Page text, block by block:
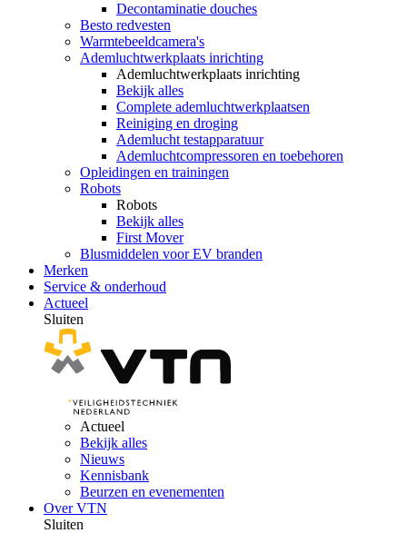
Decontaminatie douches
Besto redvesten
Warmtebeeldcamera's
Ademluchtwerkplaats inrichting
Ademluchtwerkplaats inrichting
Bekijk alles
Complete ademluchtwerkplaatsen
Reiniging en droging
Ademlucht testapparatuur
Ademluchtcompressoren en toebehoren
Opleidingen en trainingen
Robots
Robots
Bekijk alles
First Mover
Blusmiddelen voor EV branden
Merken
Service & onderhoud
Actueel
Sluiten
Actueel
Bekijk alles
Nieuws
Kennisbank
Beurzen en evenementen
Over VTN
Sluiten